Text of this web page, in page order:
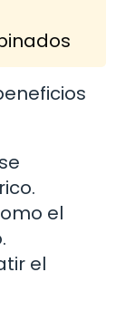
el
el